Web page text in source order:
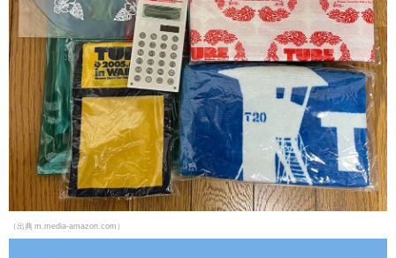
（出典 m.media-amazon.com）